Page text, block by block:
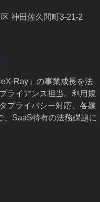
神田佐久間町3-21-2
Ray」の事業成長を法
ライアンス担当。利用規
プライバシー対応、各媒
、SaaS特有の法務課題に